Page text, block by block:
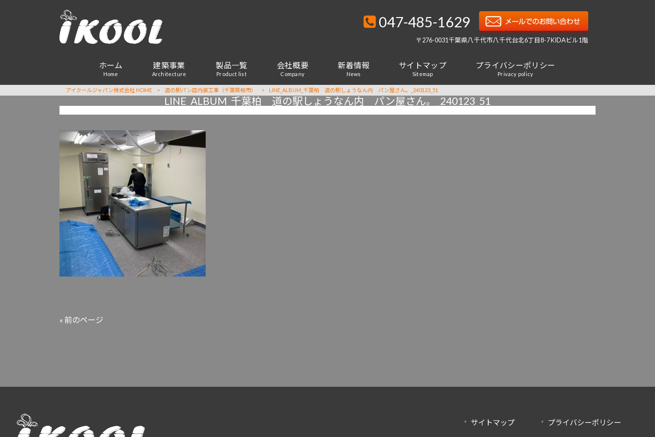
047-485-1629
〒276-0031千葉県八千代市八千代台北6丁目8-7 KIDAビル1階
ホーム
Home
建築事業
Architecture
製品一覧
Product list
会社概要
Company
新着情報
News
サイトマップ
Sitemap
プライバシーポリシー
Privacy policy
アイクールジャパン株式会社 HOME > 道の駅パン店内装工事（千葉県柏市） > LINE_ALBUM_千葉柏 道の駅しょうなん内 パン屋さん。_240123_51
LINE_ALBUM_千葉柏 道の駅しょうなん内 パン屋さん。_240123_51
« 前のページ
サイトマップ プライバシーポリシー